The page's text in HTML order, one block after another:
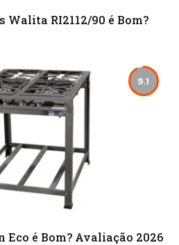
RI2112/90 é Bom?
9.1
Eco é Bom? Avaliação 2026